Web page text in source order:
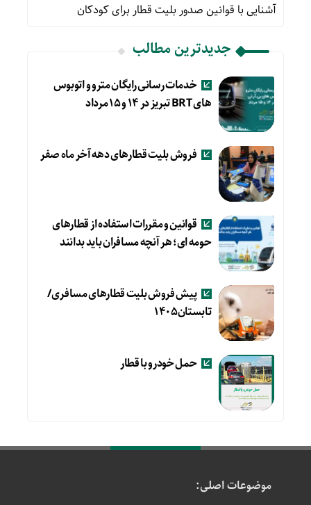
آشنایی با قوانین صدور بلیت قطار برای کودکان
جدیدترین مطالب
خدمات رسانی رایگان مترو و اتوبوس
های BRT تبریز در ۱۴ و ۱۵ مرداد
فروش بلیت قطارهای دهه آخر ماه صفر
قوانین و مقررات استفاده از قطارهای
حومه ای؛ هر آنچه مسافران باید بدانند
پیش فروش بلیت قطارهای مسافری/
تابستان۱۴۰۵
حمل خودرو با قطار
موضوعات اصلی: